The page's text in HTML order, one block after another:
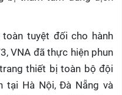
tuyệt đối cho hành
VNA đã thực hiện phun
thiết bị toàn bộ đội
tại Hà Nội, Đà Nẵng và